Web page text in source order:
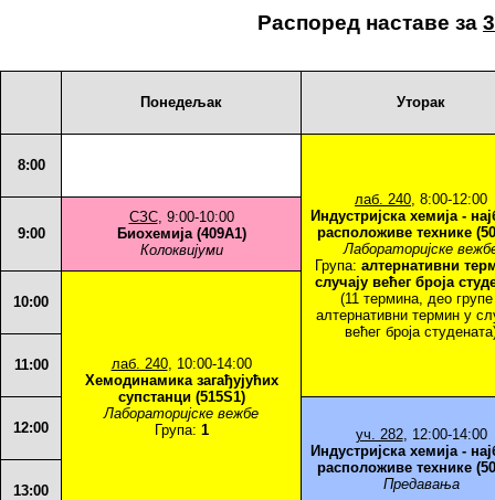
Распоред наставе за
Понедељак Уторак
8:00
лаб. 240, 8:00-12:00
Индустријска хемија -
расположиве технике
Лабораторијске
Група: алтернативни
случају већег броја
(11 термина, део
алтернативни термин у
већег броја
9:00
СЗС, 9:00-10:00
Биохемија (409A1)
Колоквијуми
10:00
лаб. 240, 10:00-14:00
Хемодинамика загађујућих
супстанци (515S1)
Лабораторијске вежбе
Група: 1
11:00
12:00 уч. 282, 12:00-14:00
Индустријска хемија -
расположиве технике
Предавања
13:00